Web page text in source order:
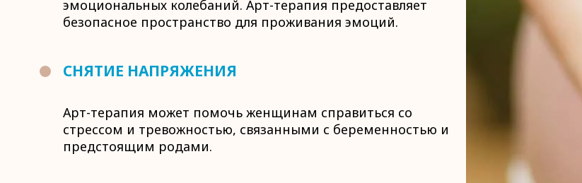
эмоциональных колебаний. Арт-терапия предоставляет
безопасное пространство для проживания эмоций.
СНЯТИЕ НАПРЯЖЕНИЯ
Арт-терапия может помочь женщинам справиться со
стрессом и тревожностью, связанными с беременностью и
предстоящим родами.